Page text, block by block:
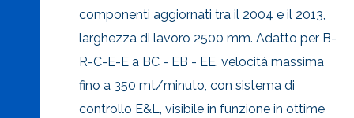
componenti aggiornati tra il 2004 e il 2013,
larghezza di lavoro 2500 mm. Adatto per B-
R-C-E-E a BC - EB - EE, velocità massima
fino a 350 mt/minuto, con sistema di
controllo E&L, visibile in funzione in ottime